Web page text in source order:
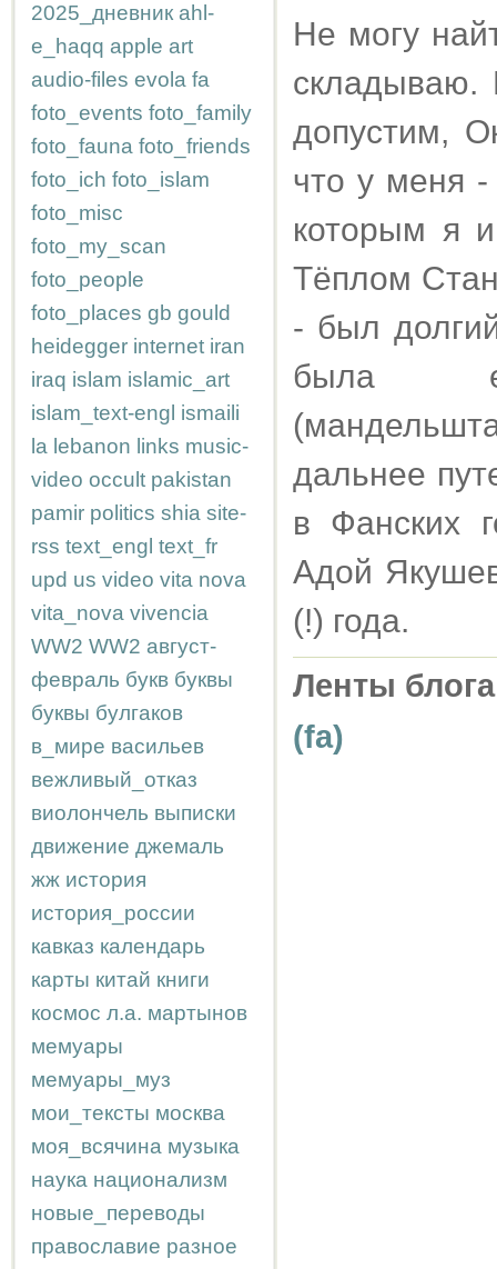
2025_дневник ahl-
e_haqq apple art
audio-files evola fa
foto_events foto_family
foto_fauna foto_friends
foto_ich foto_islam
foto_misc
foto_my_scan
foto_people
foto_places gb gould
heidegger internet iran
iraq islam islamic_art
islam_text-engl ismaili
la lebanon links music-
video occult pakistan
pamir politics shia site-
rss text_engl text_fr
upd us video vita nova
vita_nova vivencia
WW2 WW2 август-
февраль букв буквы
буквы булгаков
в_мире васильев
вежливый_отказ
виолончель выписки
движение джемаль
жж история
история_россии
кавказ календарь
карты китай книги
космос л.а. мартынов
мемуары
мемуары_муз
мои_тексты москва
моя_всячина музыка
наука национализм
новые_переводы
православие разное
Не могу
складываю.
допустим,
что у меня -
которым я
Тёплом
- был
была
дальнее
в Фанских
Адой
(!) года.
Ленты
(fa)